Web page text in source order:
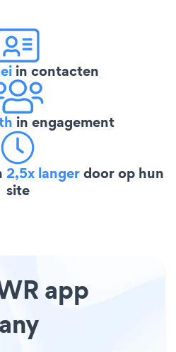
in contacten
in engagement
2,5x langerdoor op hun
site
app